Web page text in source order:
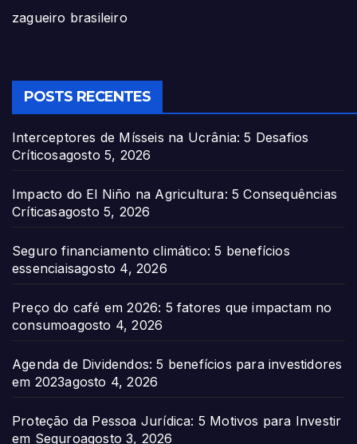
zagueiro brasileiro
POSTS RECENTES
Interceptores de Mísseis na Ucrânia: 5 Desafios
Críticosagosto 5, 2026
Impacto do El Niño na Agricultura: 5 Consequências
Críticasagosto 5, 2026
Seguro financiamento climático: 5 benefícios
essenciaisagosto 4, 2026
Preço do café em 2026: 5 fatores que impactam no
consumoagosto 4, 2026
Agenda de Dividendos: 5 benefícios para investidores
em 2023agosto 4, 2026
Proteção da Pessoa Jurídica: 5 Motivos para Investir
em Seguroagosto 3, 2026